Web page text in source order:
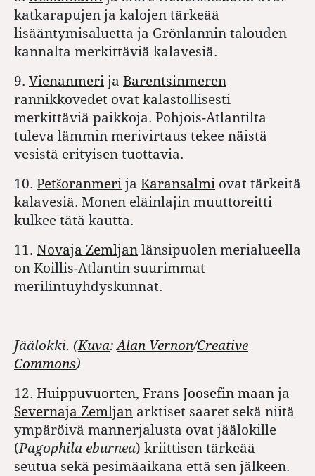
katkarapujen ja kalojen tärkeää
lisääntymisaluetta ja Grönlannin talouden
kannalta merkittäviä kalavesiä.
9. Vienanmeri ja Barentsinmeren
rannikkovedet ovat kalastollisesti
merkittäviä paikkoja. Pohjois-Atlantilta
tuleva lämmin merivirtaus tekee näistä
vesistä erityisen tuottavia.
10. Petšoranmeri ja Karansalmi ovat tärkeitä
kalavesiä. Monen eläinlajin muuttoreitti
kulkee tätä kautta.
11. Novaja Zemljan länsipuolen merialueella
on Koillis-Atlantin suurimmat
merilintuyhdyskunnat.
Jäälokki. (Kuva:Alan Vernon/Creative
Commons)
12. Huippuvuorten, Frans Joosefin maan ja
Severnaja Zemljan arktiset saaret sekä niitä
ympäröivä mannerjalusta ovat jäälokille
(Pagophila eburnea) kriittisen tärkeää
seutua sekä pesimäaikana että sen jälkeen.